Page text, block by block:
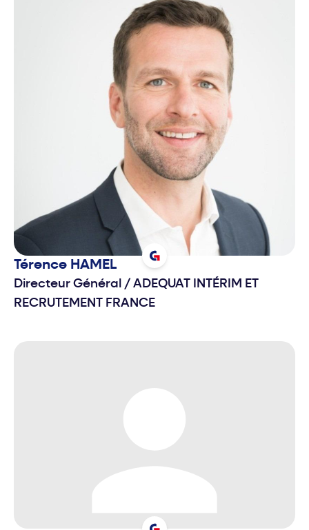
Térence HAMEL
Directeur Général / ADEQUAT INTÉRIM ET
RECRUTEMENT FRANCE